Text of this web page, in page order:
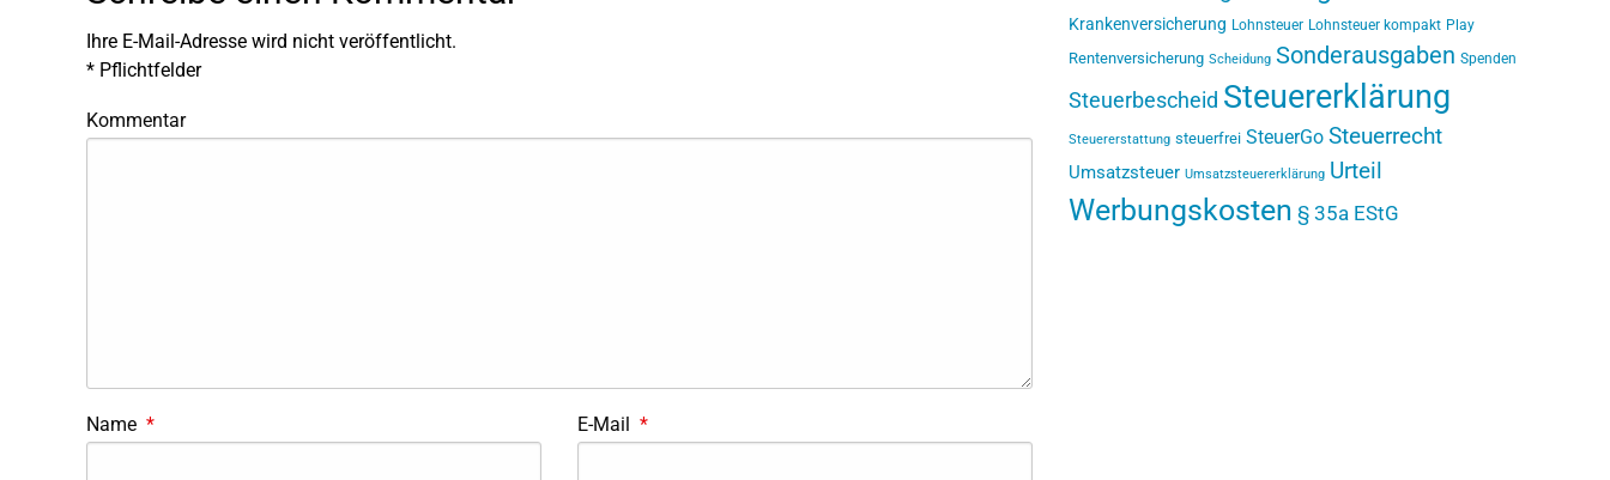
Ihre E-Mail-Adresse wird nicht veröffentlicht.
* Pflichtfelder
Kommentar
Name * E-Mail *
Krankenversicherung Lohnsteuer Lohnsteuer kompakt Play
Rentenversicherung Scheidung Sonderausgaben Spenden
Steuerbescheid Steuererklärung
Steuererstattung steuerfrei SteuerGo Steuerrecht
Umsatzsteuer Umsatzsteuererklärung Urteil
Werbungskosten § 35a EStG